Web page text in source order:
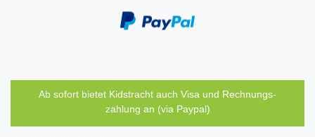
Ab sofort bietet Kidstracht auch Visa und Rechnungs-
zahlung an (via Paypal)